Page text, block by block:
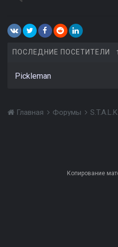
ПОСЛЕДНИЕ ПОСЕТИТЕЛИ
Pickleman
Главная Форумы
Копирование